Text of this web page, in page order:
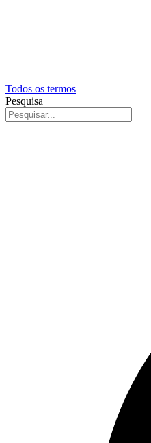
Todos os termos
Pesquisa